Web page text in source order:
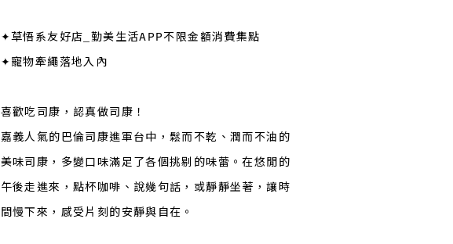
✦草悟系友好店_勤美生活APP不限金額消費集點
✦寵物牽繩落地入內
喜歡吃司康，認真做司康！
嘉義人氣的巴倫司康進軍台中，鬆而不乾、潤而不油的
美味司康，多變口味滿足了各個挑剔的味蕾。在悠閒的
午後走進來，點杯咖啡、說幾句話，或靜靜坐著，讓時
間慢下來，感受片刻的安靜與自在。